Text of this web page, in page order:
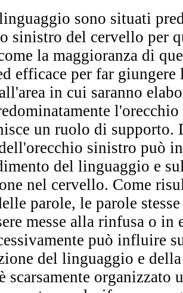
sono situati
sinistro del cervello per
la maggioranza di
efficace per far
in cui saranno
un ruolo di supporto.
sinistro può
del linguaggio e
nel cervello. Come
parole, le parole
messe alla rinfusa o in
può influire
del linguaggio e
scarsamente organizzato